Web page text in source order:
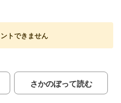
トできません
さかのぼって読む